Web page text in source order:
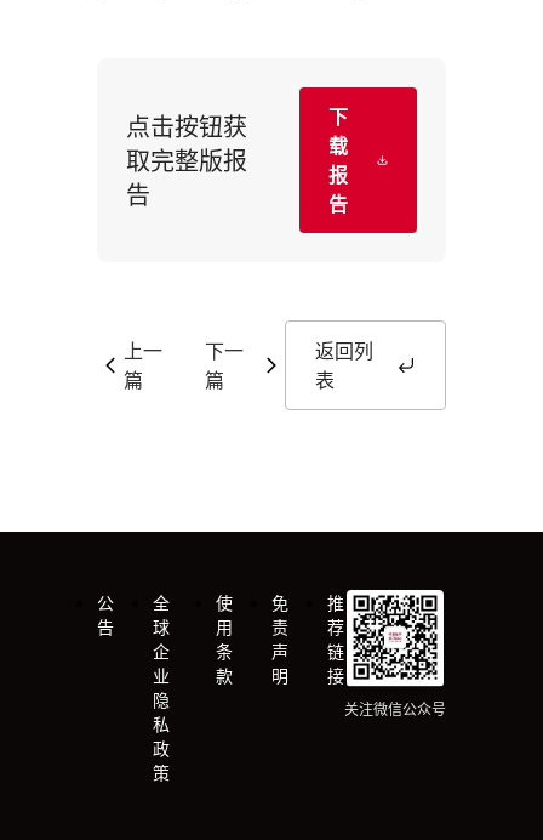
点击按钮获
取完整版报
告
下
载
报
告
上一
篇
下一
篇
返回列
表
公
告
全
球
企
业
隐
私
政
策
使
用
条
款
免
责
声
明
推
荐
链
接
关注微信公众号